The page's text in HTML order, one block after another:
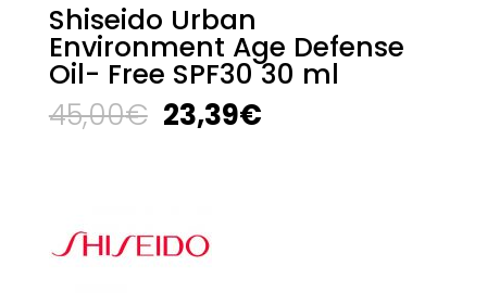
Shiseido Urban
Environment Age Defense
Oil- Free SPF30 30 ml
45,00€ El
precio
23,39€El